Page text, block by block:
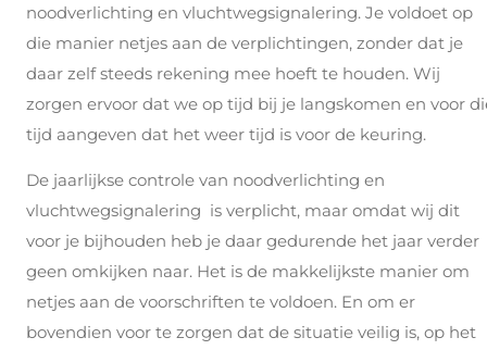
noodverlichting en vluchtwegsignalering. Je voldoet op
die manier netjes aan de verplichtingen, zonder dat je
daar zelf steeds rekening mee hoeft te houden. Wij
zorgen ervoor dat we op tijd bij je langskomen en voor
tijd aangeven dat het weer tijd is voor de keuring.
De jaarlijkse controle van noodverlichting en
vluchtwegsignalering is verplicht, maar omdat wij dit
voor je bijhouden heb je daar gedurende het jaar verder
geen omkijken naar. Het is de makkelijkste manier om
netjes aan de voorschriften te voldoen. En om er
bovendien voor te zorgen dat de situatie veilig is, op het